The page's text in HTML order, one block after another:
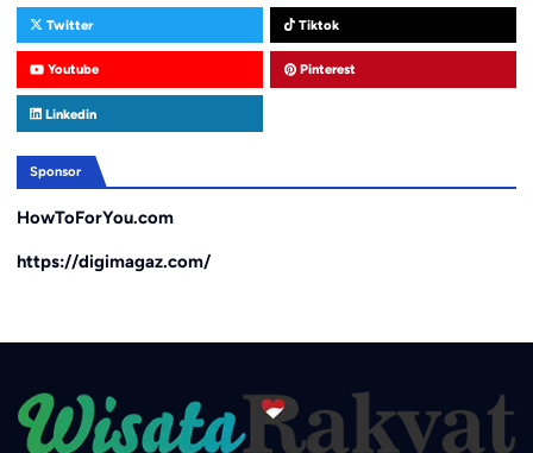
Twitter Tiktok
Youtube Pinterest
Linkedin
Sponsor
HowToForYou.com
https://digimagaz.com/